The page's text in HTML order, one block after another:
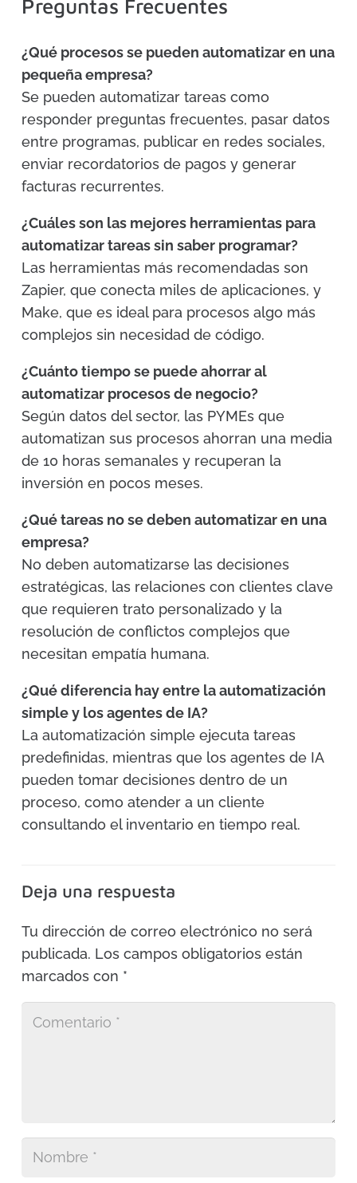
Preguntas Frecuentes
¿Qué procesos se pueden automatizar en una
pequeña empresa?
Se pueden automatizar tareas como
responder preguntas frecuentes, pasar datos
entre programas, publicar en redes sociales,
enviar recordatorios de pagos y generar
facturas recurrentes.
¿Cuáles son las mejores herramientas para
automatizar tareas sin saber programar?
Las herramientas más recomendadas son
Zapier, que conecta miles de aplicaciones, y
Make, que es ideal para procesos algo más
complejos sin necesidad de código.
¿Cuánto tiempo se puede ahorrar al
automatizar procesos de negocio?
Según datos del sector, las PYMEs que
automatizan sus procesos ahorran una media
de 10 horas semanales y recuperan la
inversión en pocos meses.
¿Qué tareas no se deben automatizar en una
empresa?
No deben automatizarse las decisiones
estratégicas, las relaciones con clientes clave
que requieren trato personalizado y la
resolución de conflictos complejos que
necesitan empatía humana.
¿Qué diferencia hay entre la automatización
simple y los agentes de IA?
La automatización simple ejecuta tareas
predefinidas, mientras que los agentes de IA
pueden tomar decisiones dentro de un
proceso, como atender a un cliente
consultando el inventario en tiempo real.
Deja una respuesta
Tu dirección de correo electrónico no será
publicada. Los campos obligatorios están
marcados con *